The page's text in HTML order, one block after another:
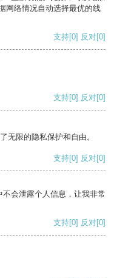
网络情况自动选择最优的线
支持[0] 反对[0]
支持[0] 反对[0]
无限的隐私保护和自由。
支持[0] 反对[0]
会泄露个人信息，让我非常
支持[0] 反对[0]